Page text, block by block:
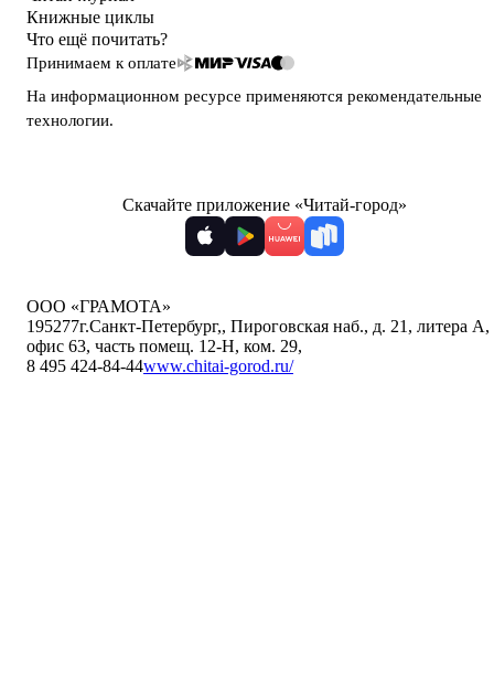
Книжные циклы
Что ещё почитать?
Принимаем к оплате
На информационном ресурсе применяются рекомендательные
технологии.
Скачайте приложение «Читай-город»
ООО «ГРАМОТА»
195277г.Санкт-Петербург,, Пироговская наб., д. 21, литера А,
офис 63, часть помещ. 12-Н, ком. 29,
8 495 424-84-44www.chitai-gorod.ru/